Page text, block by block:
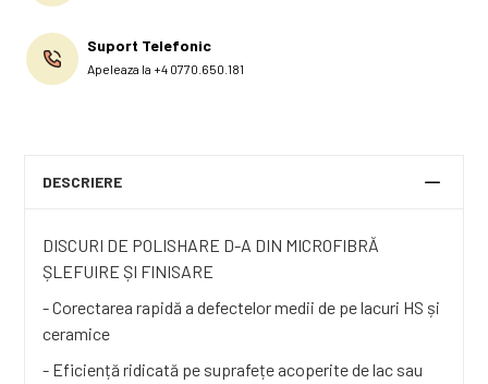
Suport Telefonic
Apeleaza la +4 0770.650.181
DESCRIERE
DISCURI DE POLISHARE D-A DIN MICROFIBRĂ
ȘLEFUIRE ȘI FINISARE
- Corectarea rapidă a defectelor medii de pe lacuri HS și
ceramice
- Eficiență ridicată pe suprafețe acoperite de lac sau